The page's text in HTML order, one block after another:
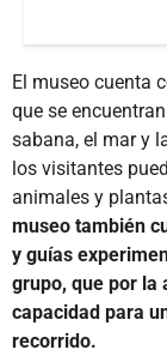
El museo cuenta
que se
sabana, el mar y
los visitantes
animales y
museo también
y guías
grupo, que por la
capacidad para
recorrido.